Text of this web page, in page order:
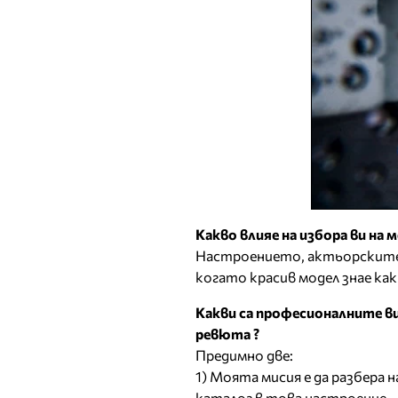
Какво влияе на избора ви на
Настроението,
когато красив модел знае
Какви са професионалните
ревюта ?
Предимно две:
1) Моята мисия е да разбера